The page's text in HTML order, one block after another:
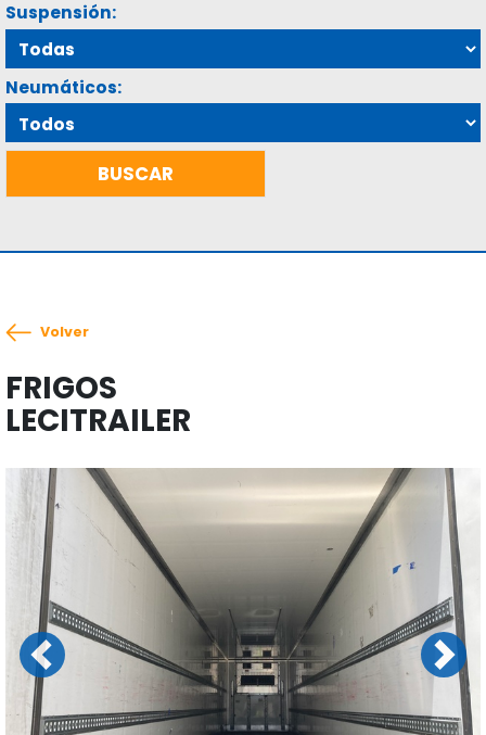
Suspensión:
Neumáticos:
Volver
FRIGOS
LECITRAILER
Previous Next